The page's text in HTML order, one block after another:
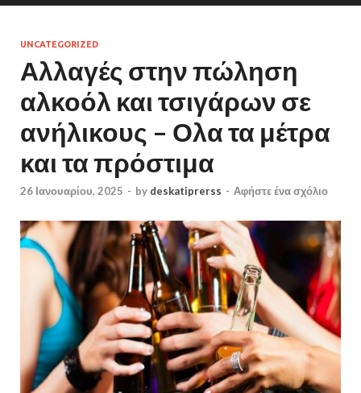
UNCATEGORIZED
Αλλαγές στην πώληση
αλκοόλ και τσιγάρων σε
ανήλικους – Ολα τα μέτρα
και τα πρόστιμα
26 Ιανουαρίου, 2025 - by deskatiprerss - Αφήστε ένα σχόλιο